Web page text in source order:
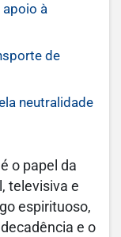
apoio à
de
neutralidade
o papel da
televisiva e
espirituoso,
e o